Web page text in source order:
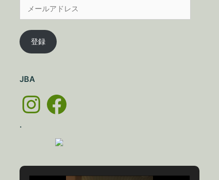
ア
ド
登録
JBA
InstagramFacebook
.